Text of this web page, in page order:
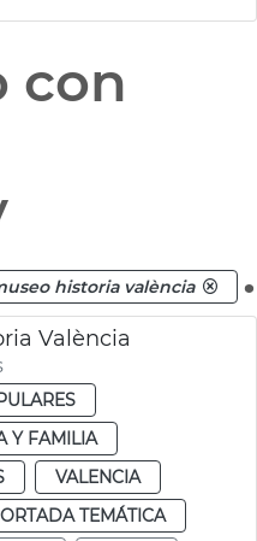
con
historia valència .
València
Y FAMILIA
VALENCIA
TEMÁTICA